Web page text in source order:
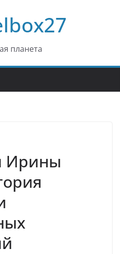
планета
Ирины